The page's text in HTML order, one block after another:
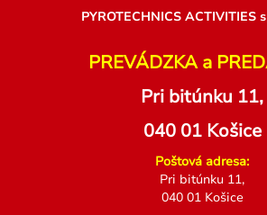
PYROTECHNICS ACTIVITIES
PREVÁDZKA a
Pri bitúnku 11,
040 01 Košice
Poštová adresa:
Pri bitúnku 11,
040 01 Košice